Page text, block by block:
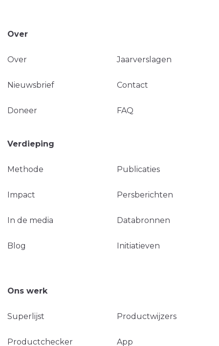
Over
Over Jaarverslagen
Nieuwsbrief Contact
Doneer FAQ
Verdieping
Methode Publicaties
Impact Persberichten
In de media Databronnen
Blog Initiatieven
Ons werk
Superlijst Productwijzers
Productchecker App